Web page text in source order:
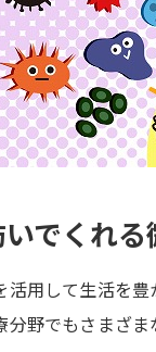
でくれる
用して生活を
野でもさまざ